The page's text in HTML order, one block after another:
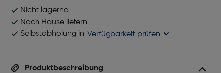
Nicht lagernd
Nach Hause liefern
Selbstabholung in Verfügbarkeit prüfen
Produktbeschreibung